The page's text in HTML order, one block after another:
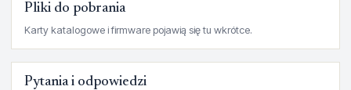
Pliki do pobrania
Karty katalogowe i firmware pojawią się tu wkrótce.
Pytania i odpowiedzi